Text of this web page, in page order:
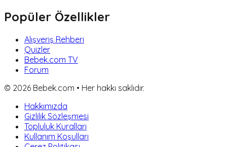
Popüler Özellikler
Alışveriş Rehberi
Quizler
Bebek.com TV
Forum
© 2026 Bebek.com • Her hakkı saklıdır.
Hakkımızda
Gizlilik Sözleşmesi
Topluluk Kuralları
Kullanım Koşulları